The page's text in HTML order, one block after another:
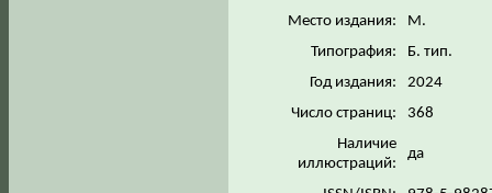
Место издания:
М.
Типография:
Б. тип.
Год издания:
2024
Число страниц:
368
Наличие
иллюстраций:
да